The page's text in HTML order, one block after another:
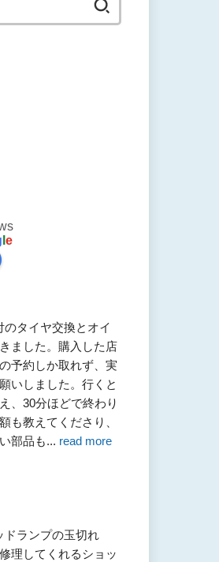
e
のタイヤ交換とオイ
ました。購入した店
予約しか取れず、実
いしました。行くと
、30分ほどで終わり
も教えてくださり、
部品も... read more
ドランプの玉切れ
理してくれるショッ